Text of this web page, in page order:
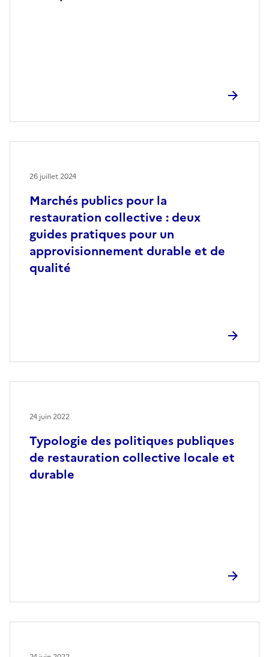
Marchés publics pour la
restauration collective : deux
guides pratiques pour un
approvisionnement durable et de
qualité
26 juillet 2024
Typologie des politiques publiques
de restauration collective locale et
durable
24 juin 2022